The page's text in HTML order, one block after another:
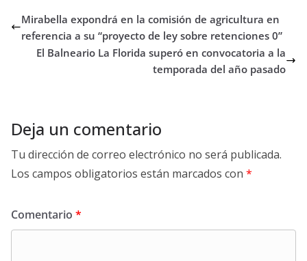
Mirabella expondrá en la comisión de agricultura en
referencia a su “proyecto de ley sobre retenciones 0”
El Balneario La Florida superó en convocatoria a la
temporada del año pasado
Deja un comentario
Tu dirección de correo electrónico no será publicada.
Los campos obligatorios están marcados con *
Comentario *